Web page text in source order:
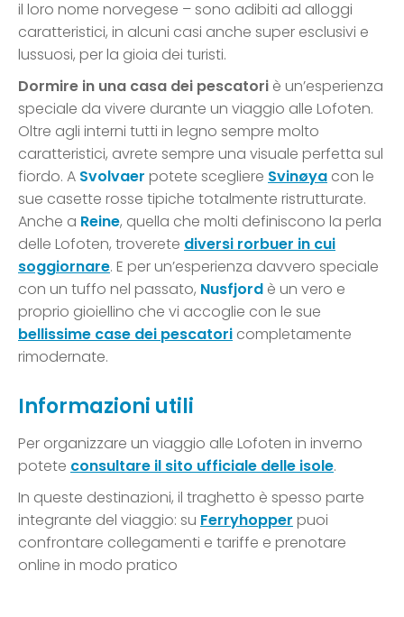
il loro nome norvegese – sono adibiti ad alloggi
caratteristici, in alcuni casi anche super esclusivi e
lussuosi, per la gioia dei turisti.
Dormire in una casa dei pescatori è un’esperienza
speciale da vivere durante un viaggio alle Lofoten.
Oltre agli interni tutti in legno sempre molto
caratteristici, avrete sempre una visuale perfetta sul
fiordo. A Svolvaer potete scegliere Svinøya con le
sue casette rosse tipiche totalmente ristrutturate.
Anche a Reine, quella che molti definiscono la perla
delle Lofoten, troverete diversi rorbuer in cui
soggiornare. E per un’esperienza davvero speciale
con un tuffo nel passato, Nusfjord è un vero e
proprio gioiellino che vi accoglie con le sue
bellissime case dei pescatori completamente
rimodernate.
Informazioni utili
Per organizzare un viaggio alle Lofoten in inverno
potete consultare il sito ufficiale delle isole.
In queste destinazioni, il traghetto è spesso parte
integrante del viaggio: su Ferryhopper puoi
confrontare collegamenti e tariffe e prenotare
online in modo pratico